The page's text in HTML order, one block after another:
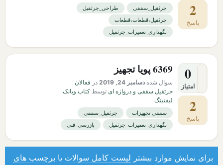
2
پاسخ
جرثقیل_سقفی
طراحی_جرثقیل
جرثقیل،قطعات،قطعات
نگهداری_تعمیرات_جرثقیل
0
امتیاز
2
پاسخ
6369 پویا تجهیز
سوال شده دسامبر 24, 2019 در فعالان
جرثقیل سقفی و دروازه ای توسط کتاب وبانک
لیفتینگ
سقفی تجهیزات
جرثقیل_سقفی
نگهداری_تعمیرات_جرثقیل
بازرسی_فنی
برای نمایش موارد بیشتر لیست کامل سوالات یا برچسب های